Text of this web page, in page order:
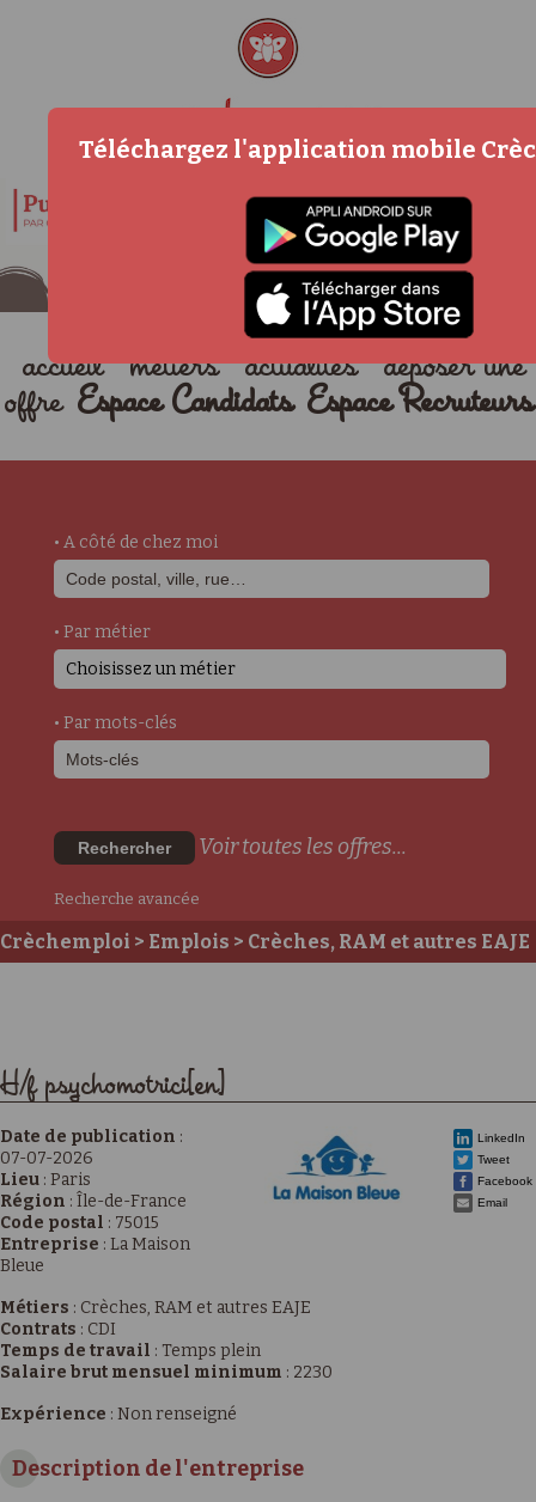
accueil métiers actualités
déposer une
offre Espace Candidats Espace Recruteurs
• A côté de chez moi
• Par métier
Choisissez un métier
• Par mots-clés
Rechercher Voir toutes les offres...
Recherche avancée
Crèchemploi > Emplois > Crèches, RAM et autres EAJE
H/f psychomotrici[en]
LinkedIn
Tweet
Facebook
Email
Date de publication :
07-07-2026
Lieu : Paris
Région : Île-de-France
Code postal : 75015
Entreprise : La Maison
Bleue
Métiers : Crèches, RAM et autres EAJE
Contrats : CDI
Temps de travail : Temps plein
Salaire brut mensuel minimum : 2230
Expérience : Non renseigné
Description de l'entreprise
Téléchargez l'application mobile